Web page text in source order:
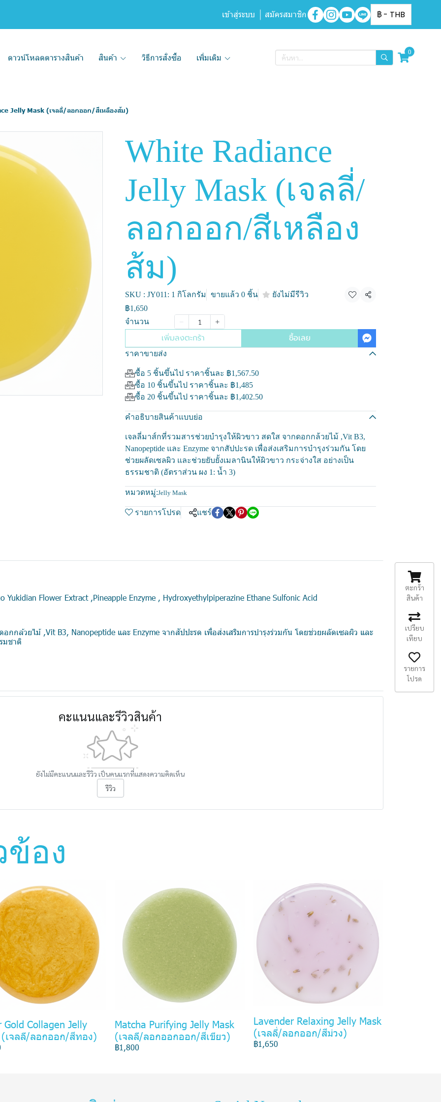
เข้าสู่ระบบ สมัครสมาชิก ฿ - THB
ดาวน์โหลดตารางสินค้า สินค้า วิธีการสั่งซื้อ เพิ่มเติม
0
Jelly Mask (เจลลี่/ลอกออก/สีเหลืองส้ม)
White Radiance
Jelly Mask (เจลลี่/
ลอกออก/สีเหลือง
ส้ม)
SKU : JY011: 1 กิโลกรัม ขายแล้ว 0 ชิ้น ยังไม่มีรีวิว แชร์
฿1,650
จำนวน
เพิ่มลงตะกร้า ซื้อเลย
ราคาขายส่ง
ซื้อ 5 ชิ้นขึ้นไป ราคาชิ้นละ ฿1,567.50
ซื้อ 10 ชิ้นขึ้นไป ราคาชิ้นละ ฿1,485
ซื้อ 20 ชิ้นขึ้นไป ราคาชิ้นละ ฿1,402.50
คำอธิบายสินค้าแบบย่อ
เจลลี่มาส์กที่รวมสารช่วยบำรุงให้ผิวขาว สดใส จากดอกกล้วยไม้ ,Vit B3,
Nanopeptide และ Enzyme จากสัปปะรด เพื่อส่งเสริมการบำรุงร่วมกัน โดย
ช่วยผลัดเซลผิว และช่วยยับยั้งเมลานินให้ผิวขาว กระจ่างใส อย่างเป็น
ธรรมชาติ (อัตราส่วน ผง 1: น้ำ 3)
หมวดหมู่:Jelly Mask
รายการโปรด แชร์
Yukidian Flower Extract ,Pineapple Enzyme , Hydroxyethylpiperazine Ethane Sulfonic Acid
กกล้วยไม้ ,Vit B3, Nanopeptide และ Enzyme จากสัปปะรด เพื่อส่งเสริมการบำรุงร่วมกัน โดยช่วยผลัดเซลผิว และ
มชาติ
คะแนนและรีวิวสินค้า
ยังไม่มีคะแนนและรีวิว เป็นคนแรกที่แสดงความคิดเห็น
รีวิว
ข้อง
Gold Collagen Jelly
(เจลลี/ลอกออก/สีทอง)
Matcha Purifying Jelly Mask
(เจลลี/ลอกออกออก/สีเขียว)
฿1,800
Lavender Relaxing Jelly Mask
(เจลลี่/ลอกออก/สีม่วง)
฿1,650
ตะกร้า
สินค้า
เปรียบ
เทียบ
รายการ
โปรด